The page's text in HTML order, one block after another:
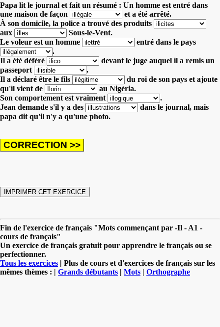
Papa lit le journal et fait un résumé : Un homme est entré dans
une maison de façon
et a été arrêté.
À son domicile, la police a trouvé des produits
aux
Sous-le-Vent.
Le voleur est un homme
entré dans le pays
.
Il a été déféré
devant le juge auquel il a remis un
passeport
.
Il a déclaré être le fils
du roi de son pays et ajoute
qu'il vient de
au Nigéria.
Son comportement est vraiment
.
Jean demande s'il y a des
dans le journal, mais
papa dit qu'il n'y a qu'une photo.
Fin de l'exercice de français "Mots commençant par -Il - A1 -
cours de français"
Un exercice de français gratuit pour apprendre le français ou se
perfectionner.
Tous les exercices | Plus de cours et d'exercices de français sur les
mêmes thèmes : | Grands débutants | Mots | Orthographe